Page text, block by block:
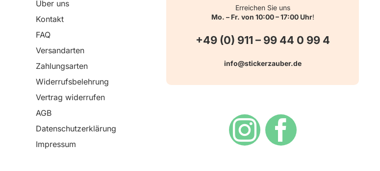
Über uns
Kontakt
FAQ
Versandarten
Zahlungsarten
Widerrufsbelehrung
Vertrag widerrufen
AGB
Datenschutzerklärung
Impressum
Erreichen Sie uns
Mo. – Fr. von 10:00 – 17:00 Uhr!
+49 (0) 911 – 99 44 0 99 4
info@stickerzauber.de